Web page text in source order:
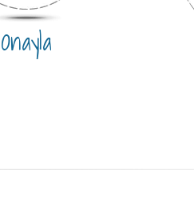
Onayla